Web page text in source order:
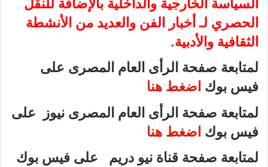
السياسة الخارجية والداخلية بالإضافة للنقل
الحصري لـ أخبار الفن والعديد من الأنشطة
الثقافية والأدبية.
لمتابعة صفحة الرأى العام المصرى على
فيس بوك اضغط هنا
لمتابعة صفحة الرأى العام المصرى نيوز على
فيس بوك اضغط هنا
لمتابعة صفحة قناة نيو دريم على فيس بوك